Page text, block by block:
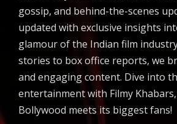
gossip, and behind-the-scenes
updated with exclusive insights
glamour of the Indian film
stories to box office reports, we
and engaging content. Dive into
entertainment with Filmy
Bollywood meets its biggest fans!